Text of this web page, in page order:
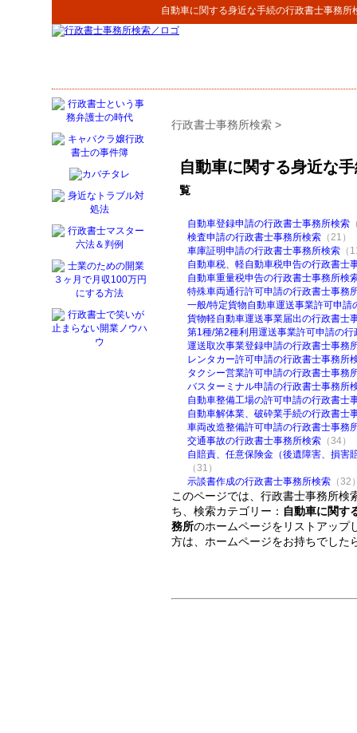
自動車に関する身近な手続の行政書士事務所
行政書士事務所検索 >
自動車に関する身近な
覧
自動車登録申請の行政書士事務所検索
検査申請の行政書士事務所検索 （21）
車庫証明申請の行政書士事務所検索 （
自動車税、軽自動車税申告の行政書士
自動車重量税申告の行政書士事務所検
特殊車両通行許可申請の行政書士事務
一般/特定貨物自動車運送事業許可申請
貨物軽自動車運送事業届出の行政書士
第1種/第2種利用運送事業許可申請の
運送取次事業登録申請の行政書士事務
レンタカー許可申請の行政書士事務所
タクシー営業許可申請の行政書士事務
バスターミナル申請の行政書士事務所
自動車整備工場の許可申請の行政書士
自動車解体業、破砕業手続の行政書士
車両改造整備許可申請の行政書士事務
交通事故の行政書士事務所検索 （34）
自賠責、任意保険金（後遺障害、損害
（31）
示談書作成の行政書士事務所検索 （32
このページでは、行政書士事務所検
ち、検索カテゴリー： 自動車に関す
務所のホームページをリストアッ
方は、ホームページをお持ちでした